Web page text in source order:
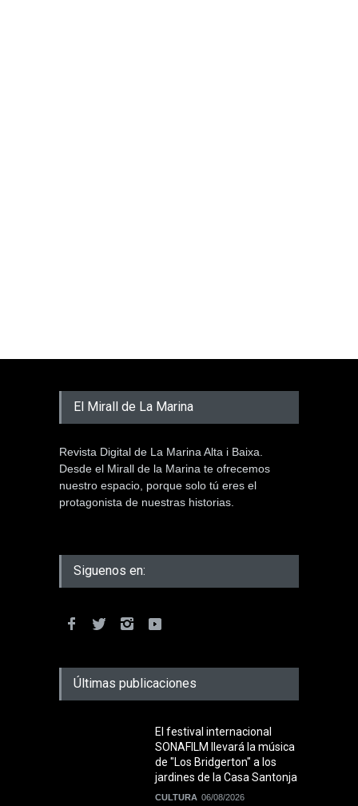
El Mirall de La Marina
Revista Digital de La Marina Alta i Baixa.
Desde el Mirall de la Marina te ofrecemos
nuestro espacio, porque solo tú eres el
protagonista de nuestras historias.
Siguenos en:
Últimas publicaciones
El festival internacional
SONAFILM llevará la música
de "Los Bridgerton" a los
jardines de la Casa Santonja
CULTURA 06/08/2026